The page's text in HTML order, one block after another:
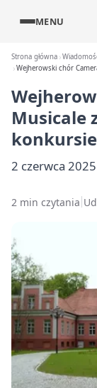
MENU
Strona główna
Wejherowski chór
Musicale
2 czerwca 2025
2 min czytania